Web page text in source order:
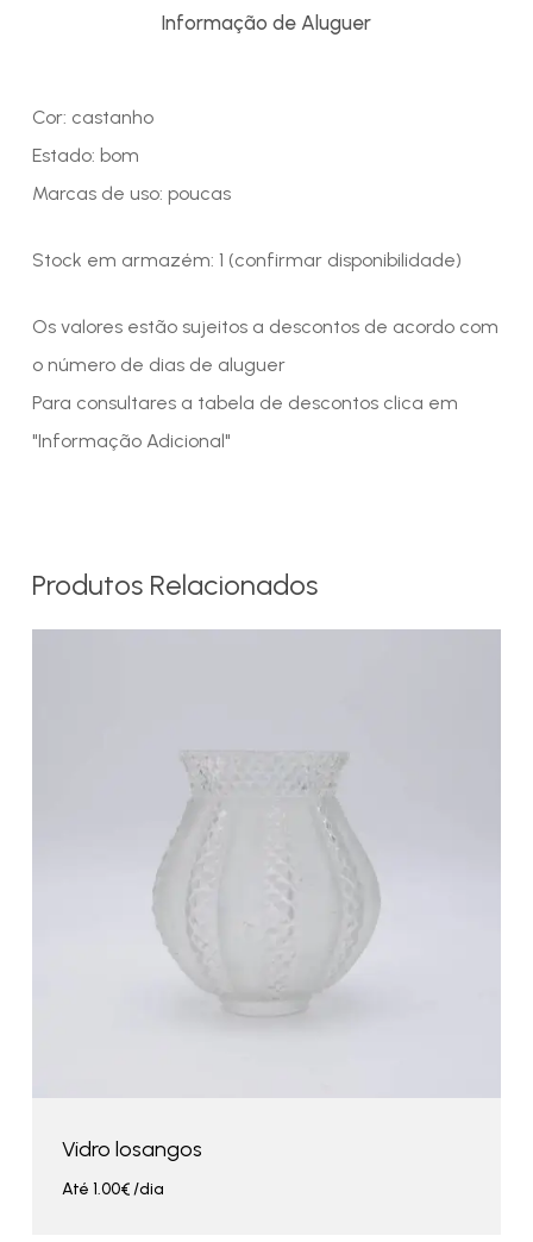
Informação de Aluguer
Cor: castanho
Estado: bom
Marcas de uso: poucas
Stock em armazém: 1 (confirmar disponibilidade)
Os valores estão sujeitos a descontos de acordo com
o número de dias de aluguer
Para consultares a tabela de descontos clica em
"Informação Adicional"
Produtos Relacionados
Vidro losangos
Até 1.00€/dia